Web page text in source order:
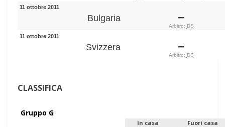
11 ottobre 2011
Bulgaria –
Arbitro: DS
11 ottobre 2011
Svizzera –
Arbitro: DS
CLASSIFICA
Gruppo G
In casa
Fuori casa